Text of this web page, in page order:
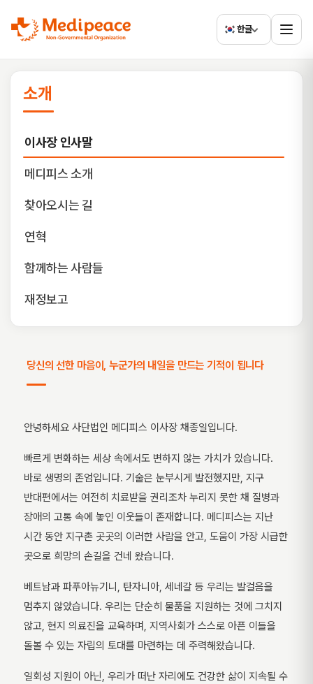
한글
소개
이사장 인사말
메디피스 소개
찾아오시는 길
연혁
함께하는 사람들
재정보고
당신의 선한 마음이, 누군가의 내일을 만드는 기적이 됩니다
안녕하세요 사단법인 메디피스 이사장 채종일입니다.
빠르게 변화하는 세상 속에서도 변하지 않는 가치가 있습니다.
바로 생명의 존엄입니다. 기술은 눈부시게 발전했지만, 지구
반대편에서는 여전히 치료받을 권리조차 누리지 못한 채 질병과
장애의 고통 속에 놓인 이웃들이 존재합니다. 메디피스는 지난
시간 동안 지구촌 곳곳의 이러한 사람을 안고, 도움이 가장 시급한
곳으로 희망의 손길을 건네 왔습니다.
베트남과 파푸아뉴기니, 탄자니아, 세네갈 등 우리는 발걸음을
멈추지 않았습니다. 우리는 단순히 물품을 지원하는 것에 그치지
않고, 현지 의료진을 교육하며, 지역사회가 스스로 아픈 이들을
돌볼 수 있는 자립의 토대를 마련하는 데 주력해왔습니다.
일회성 지원이 아닌, 우리가 떠난 자리에도 건강한 삶이 지속될 수